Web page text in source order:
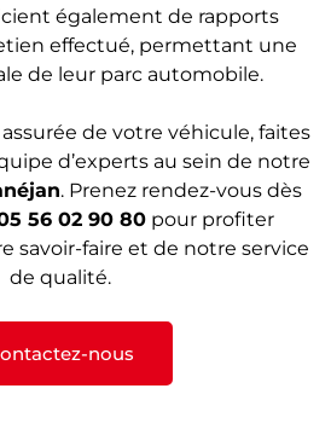
également de rapports
effectué, permettant une
de leur parc automobile.
de votre véhicule, faites
d’experts au sein de notre
. Prenez rendez-vous dès
56 02 90 80 pour profiter
savoir-faire et de notre service
de qualité.
nous